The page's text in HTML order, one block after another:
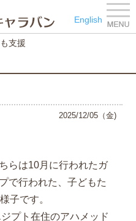
特定非営利活動法人 NPO
English
支援
2025/12/05（金)
らは10月に行われたガ
で行われた、子どもた
子です。
プト在住のアハメッド